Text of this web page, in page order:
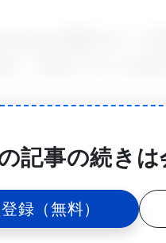
1年以上にわたりディ
ンバラ大学の再生医
を1年以上生存させた
持することは非常に難
ップである。」と述べ
記事の続き
録（無料）